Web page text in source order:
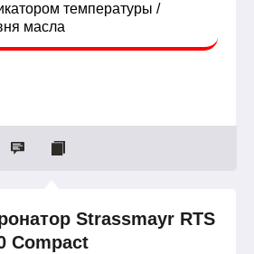
температуры /
масла
Strassmayr RTS
Compact